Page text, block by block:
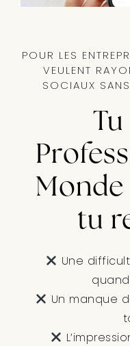
POUR LES
VEULENT
SOCIAUX
tu
Une
Un manque